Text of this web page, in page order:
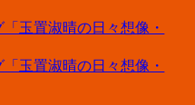
玉置淑晴の日々想像・
玉置淑晴の日々想像・